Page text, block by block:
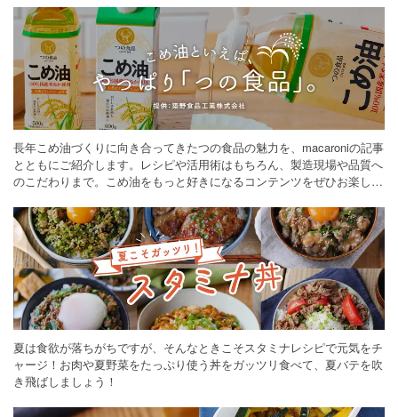
長年こめ油づくりに向き合ってきたつの食品の魅力を、macaroniの記事
とともにご紹介します。レシピや活用術はもちろん、製造現場や品質へ
のこだわりまで。こめ油をもっと好きになるコンテンツをぜひお楽しみ
夏は食欲が落ちがちですが、そんなときこそスタミナレシピで元気をチ
ャージ！お肉や夏野菜をたっぷり使う丼をガッツリ食べて、夏バテを吹
き飛ばしましょう！